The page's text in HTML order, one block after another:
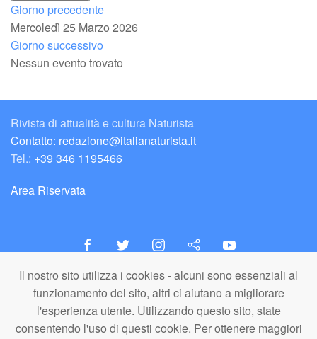
Il nostro sito utilizza i cookies - alcuni sono essenziali al
funzionamento del sito, altri ci aiutano a migliorare
l'esperienza utente. Utilizzando questo sito, state
consentendo l'uso di questi cookie. Per ottenere maggiori
Giorno precedente
Mercoledì 25 Marzo 2026
Giorno successivo
Nessun evento trovato
Rivista di attualità e cultura Naturista
Contatto: redazione@italianaturista.it
Tel.: +39 346 1195466
Area Riservata
italiaNATURISTA
Editore e Redazione
A.N.ITA. Associazione Naturista Italiana (APS)
C.F. 80203710159